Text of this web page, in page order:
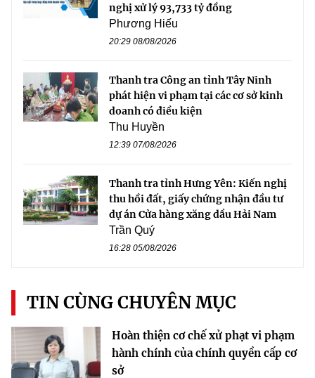
nghị xử lý 93,733 tỷ đồng
Phương Hiếu
20:29 08/08/2026
Thanh tra Công an tỉnh Tây Ninh
phát hiện vi phạm tại các cơ sở kinh
doanh có điều kiện
Thu Huyền
12:39 07/08/2026
Thanh tra tỉnh Hưng Yên: Kiến nghị
thu hồi đất, giấy chứng nhận đầu tư
dự án Cửa hàng xăng dầu Hải Nam
Trần Quý
16:28 05/08/2026
TIN CÙNG CHUYÊN MỤC
Hoàn thiện cơ chế xử phạt vi phạm
hành chính của chính quyền cấp cơ
sở